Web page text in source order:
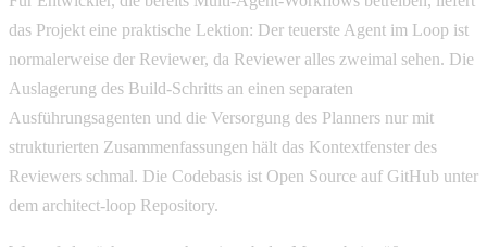
das Projekt eine praktische Lektion: Der teuerste Agent im Loop ist
normalerweise der Reviewer, da Reviewer alles zweimal sehen. Die
Auslagerung des Build-Schritts an einen separaten
Ausführungsagenten und die Versorgung des Planners nur mit
strukturierten Zusammenfassungen hält das Kontextfenster des
Reviewers schmal. Die Codebasis ist Open Source auf GitHub unter
dem architect-loop Repository.